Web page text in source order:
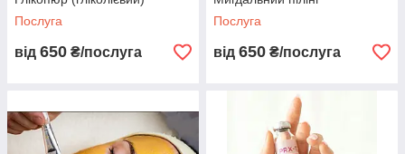
Послуга
від 650 ₴/послуга
Послуга
від 650 ₴/послуга